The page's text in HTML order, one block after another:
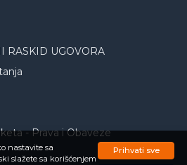
nastavite sa
slažete sa korišćenjem
Prihvati sve
RASKID UGOVORA
- Prava i Obaveze